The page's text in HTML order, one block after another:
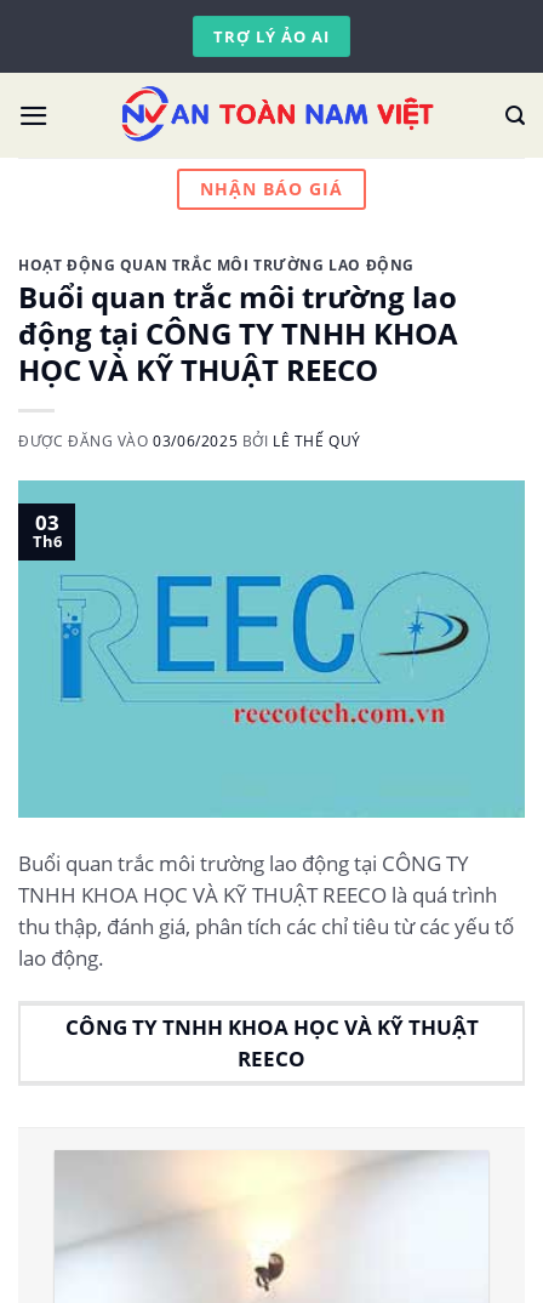
content
TRỢ LÝ ẢO AI
NHẬN BÁO GIÁ
HOẠT ĐỘNG QUAN TRẮC MÔI TRƯỜNG LAO ĐỘNG
Buổi quan trắc môi trường lao
động tại CÔNG TY TNHH KHOA
HỌC VÀ KỸ THUẬT REECO
ĐƯỢC ĐĂNG VÀO03/06/2025 BỞI LÊ THẾ QUÝ
03
Th6
Buổi quan trắc môi trường lao động tại CÔNG TY
TNHH KHOA HỌC VÀ KỸ THUẬT REECO là quá trình
thu thập, đánh giá, phân tích các chỉ tiêu từ các yếu tố
lao động.
CÔNG TY TNHH KHOA HỌC VÀ KỸ THUẬT
REECO